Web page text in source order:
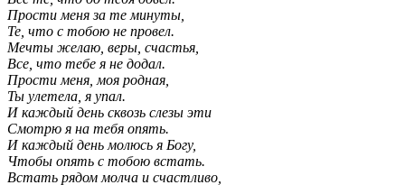
Прости меня за те минуты,
Те, что с тобою не провел.
Мечты желаю, веры, счастья,
Все, что тебе я не додал.
Прости меня, моя родная,
Ты улетела, я упал.
И каждый день сквозь слезы эти
Смотрю я на тебя опять.
И каждый день молюсь я Богу,
Чтобы опять с тобою встать.
Встать рядом молча и счастливо,